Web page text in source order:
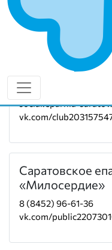
Социальное
Социальный
Руководитель:
8-800-101-71-09
social.eparhia-
vk.com/
Саратовское
«Милосердие»
8 (8452) 96-61-36
vk.com/